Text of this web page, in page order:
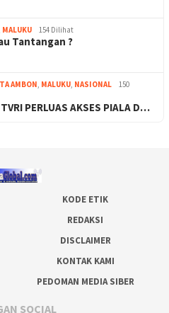
MALUKU 154 Dilihat
Tantangan ?
AMBON, MALUKU, NASIONAL
150
PERLUAS AKSES PIALA D…
KODE ETIK
REDAKSI
DISCLAIMER
KONTAK KAMI
PEDOMAN MEDIA SIBER
SOCIAL